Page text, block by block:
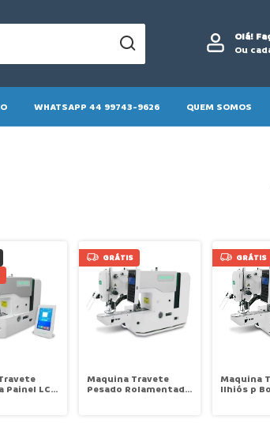
Olá!
Ou
WHATSAPP 44 99743-9626 QUEM SOMOS
Painel LCD
GRÁTIS
Maquina Travete
Pesado Rolamentado
GRÁTIS
Maquina
Ilhiós p